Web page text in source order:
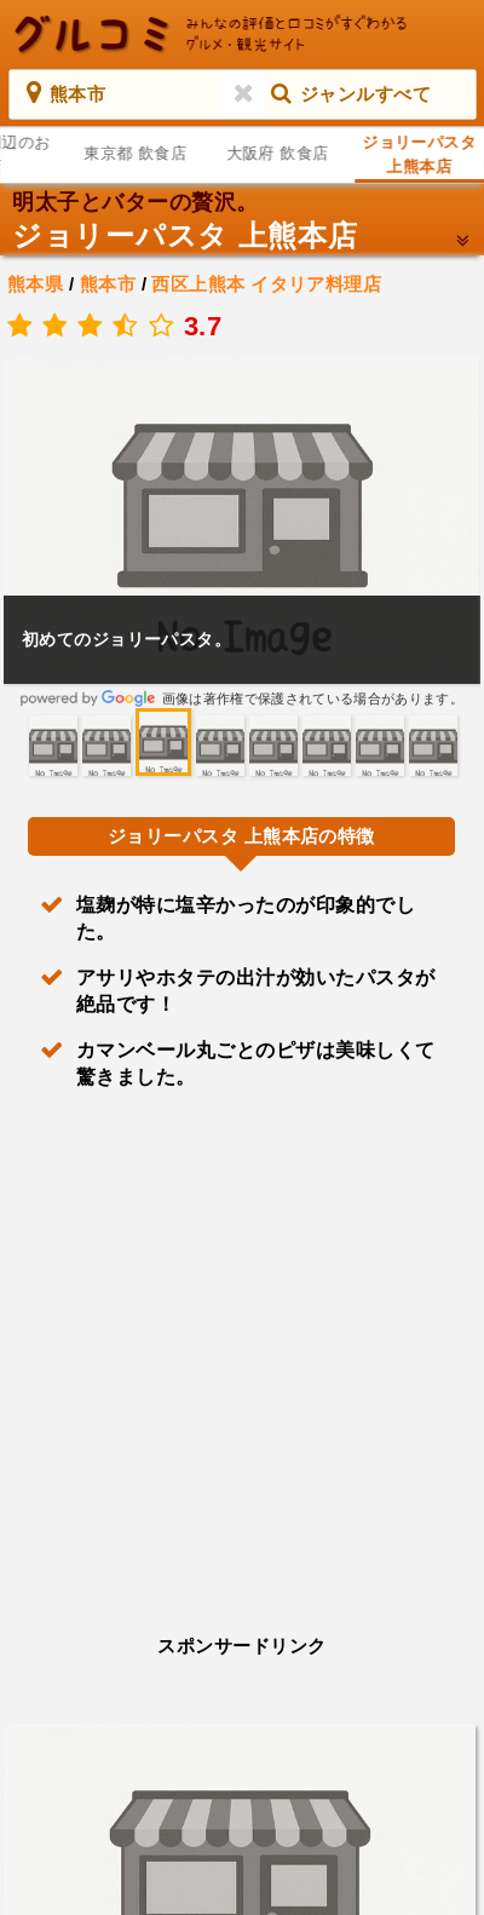
熊本市 ジャンルすべて
のお
東京都 飲食店 大阪府 飲食店
ジョリーパスタ
上熊本店
明太子とバターの贅沢。
ジョリーパスタ 上熊本店
熊本県 / 熊本市 /西区上熊本 イタリア料理店
3.7
初めてのジョリーパスタ。
画像は著作権で保護されている場合があります。
ジョリーパスタ 上熊本店の特徴
塩麹が特に塩辛かったのが印象的でし
た。
アサリやホタテの出汁が効いたパスタが
絶品です！
カマンベール丸ごとのピザは美味しくて
驚きました。
スポンサードリンク